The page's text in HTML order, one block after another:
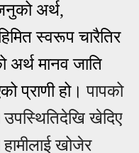
अर्थ,
स्वरूप चारैतिर
मानव जाति
प्राणी हो।पापको
उपस्थितिदेखि खेदिए
हामीलाई खोजेर